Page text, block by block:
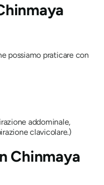
possiamo praticare con
addominale,
clavicolare.)
Chinmaya